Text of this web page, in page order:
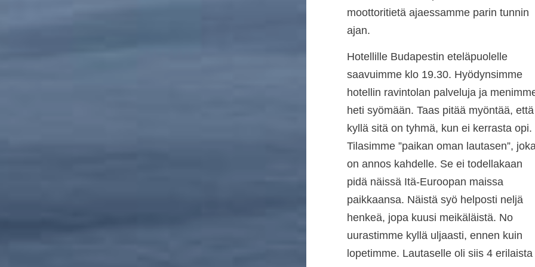
moottoritietä ajaessamme parin tunnin
ajan.
Hotellille Budapestin eteläpuolelle
saavuimme klo 19.30. Hyödynsimme
hotellin ravintolan palveluja ja
heti syömään. Taas pitää myöntää, että
kyllä sitä on tyhmä, kun ei kerrasta opi.
Tilasimme ”paikan oman lautasen”,
on annos kahdelle. Se ei todellakaan
pidä näissä Itä-Euroopan maissa
paikkaansa. Näistä syö helposti neljä
henkeä, jopa kuusi meikäläistä. No
uurastimme kyllä uljaasti, ennen kuin
lopetimme. Lautaselle oli siis 4 erilaista